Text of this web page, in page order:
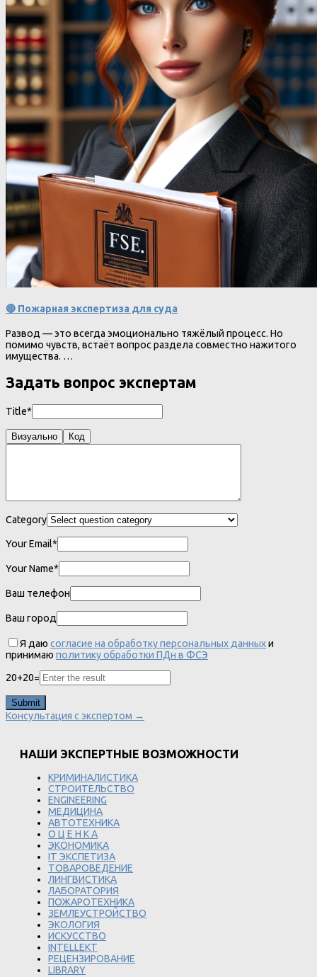
🔴 Пожарная экспертиза для суда
Развод — это всегда эмоционально тяжёлый процесс. Но
помимо чувств, встаёт вопрос раздела совместно нажитого
имущества. …
Задать вопрос экспертам
Title*
Визуально Код
Category
Your Email*
Your Name*
Ваш телефон
Ваш город
Я даю согласие на обработку персональных данныхи
принимаю политику обработки ПДн в ФСЭ
20+20=
Консультация с экспертом →
НАШИ ЭКСПЕРТНЫЕ ВОЗМОЖНОСТИ
КРИМИНАЛИСТИКА
СТРОИТЕЛЬСТВО
ENGINEERING
МЕДИЦИНА
АВТОТЕХНИКА
О Ц Е Н К А
ЭКОНОМИКА
IT ЭКСПЕТИЗА
ТОВАРОВЕДЕНИЕ
ЛИНГВИСТИКА
ЛАБОРАТОРИЯ
ПОЖАРОТЕХНИКА
ЗЕМЛЕУСТРОЙСТВО
ЭКОЛОГИЯ
ИСКУССТВО
INTELLEKT
РЕЦЕНЗИРОВАНИЕ
LIBRARY